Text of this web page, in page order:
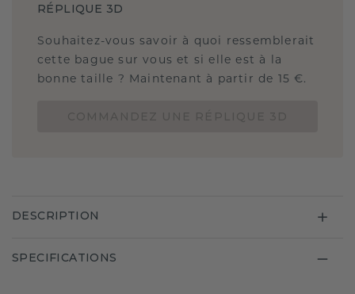
RÉPLIQUE 3D
Souhaitez-vous savoir à quoi ressemblerait
cette bague sur vous et si elle est à la
bonne taille ? Maintenant à partir de 15 €.
DESCRIPTION
SPECIFICATIONS